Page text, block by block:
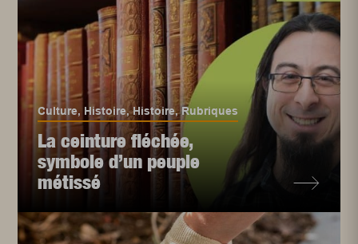
Culture, Histoire,Histoire,Rubriques
La ceinture fléchée,
symbole d’un peuple
métissé